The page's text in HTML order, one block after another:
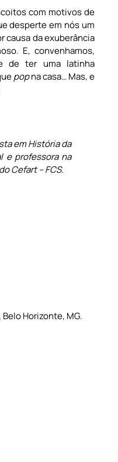
com motivos de
desperte em nós um
causa da exuberância
E, convenhamos,
de ter uma latinha
popna casa… Mas, e
em História da
e professora na
Cefart – FCS.
Belo Horizonte, MG.